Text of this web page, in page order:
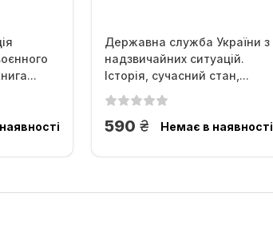
Державна служба України з
надзвичайних ситуацій.
Історія, сучасний стан,...
590 грн.Немає в наявності